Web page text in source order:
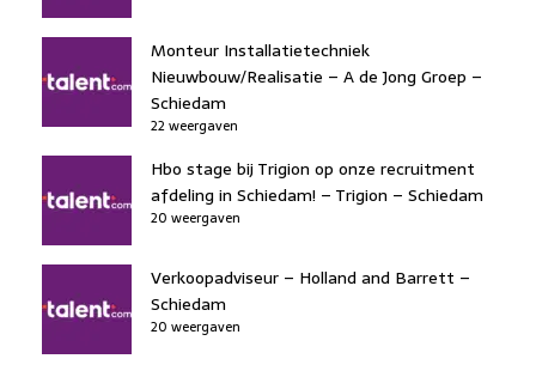
Monteur Installatietechniek
Nieuwbouw/Realisatie – A de Jong Groep –
Schiedam
22 weergaven
Hbo stage bij Trigion op onze recruitment
afdeling in Schiedam! – Trigion – Schiedam
20 weergaven
Verkoopadviseur – Holland and Barrett –
Schiedam
20 weergaven